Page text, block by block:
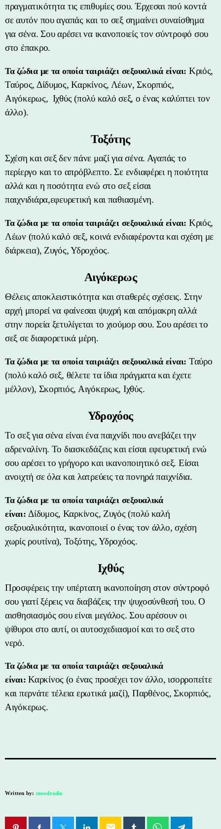
πραγματικότητα τις επιθυμίες σου. Έρχεσαι πού κοντά
σε αυτόν που αγαπάς και το σεξ σημαίνει συναίσθημα
για σένα. Σου αρέσει να ικανοποιείς τον σύντροφό σου
στο έπακρο.
Τα ζώδια με τα οποία ταιριάζει σεξουαλικά είναι: Κριός,
Ταύρος, Δίδυμος, Καρκίνος, Λέων, Σκορπιός,
Αιγόκερως, Ιχθύς (πολύ καλό σεξ, ο ένας καλύπτει τον
άλλο).
Τοξότης
Σχέση και σεξ δεν πάνε μαζί για σένα. Αγαπάς το
περίεργο και το απρόβλεπτο. Σε ενδιαφέρει η ποιότητα
αλλά και η ποσότητα ενώ στο σεξ είσαι
παιχνιδιάρα,εφευρετική και παθιασμένη.
Τα ζώδια με τα οποία ταιριάζει σεξουαλικά είναι: Κριός,
Λέων (πολύ καλό σεξ, κοινά ενδιαφέροντα και σχέση με
διάρκεια), Ζυγός, Υδροχόος.
Αιγόκερως
Θέλεις αποκλειστικότητα και σταθερές σχέσεις. Στην
αρχή μπορεί να φαίνεσαι ψυχρή και απόμακρη αλλά
στην πορεία ξετυλίγεται το χιούμορ σου. Σου αρέσει το
σεξ σε διαφορετικά μέρη.
Τα ζώδια με τα οποία ταιριάζει σεξουαλικά είναι: Ταύρο
(πολύ καλό σεξ, θέλετε τα ίδια πράγματα και έχετε
μέλλον), Σκορπιός, Αιγόκερως, Ιχθύς.
Υδροχόος
Το σεξ για σένα είναι ένα παιχνίδι που ανεβάζει την
αδρεναλίνη. Το διασκεδάζεις και είσαι εφευρετική ενώ
σου αρέσει το γρήγορο και ικανοποιητικό σεξ. Είσαι
ανοιχτή σε όλα και λατρεύεις τα πονηρά παιχνίδια.
Τα ζώδια με τα οποία ταιριάζει σεξουαλικά
είναι: Δίδυμος, Καρκίνος, Ζυγός (πολύ καλή
σεξουαλικότητα, ικανοποιεί ο ένας τον άλλο, σχέση
χωρίς ρουτίνα), Τοξότης, Υδροχόος.
Ιχθύς
Προσφέρεις την υπέρτατη ικανοποίηση στον σύντροφό
σου γιατί ξέρεις να διαβάζεις την ψυχοσύνθεσή του. Ο
αισθησιασμός σου είναι μεγάλος. Σου αρέσουν οι
ψίθυροι στο αυτί, οι αυτοσχεδιασμοί και το σεξ στο
νερό.
Τα ζώδια με τα οποία ταιριάζει σεξουαλικά
είναι: Καρκίνος (ο ένας προσέχει τον άλλο, ισορροπείτε
και περνάτε τέλεια ερωτικά μαζί), Παρθένος, Σκορπιός,
Αιγόκερως.
Written by: moodradio